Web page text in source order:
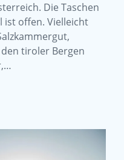
Die Taschen
ist offen. Vielleicht
tiroler Bergen